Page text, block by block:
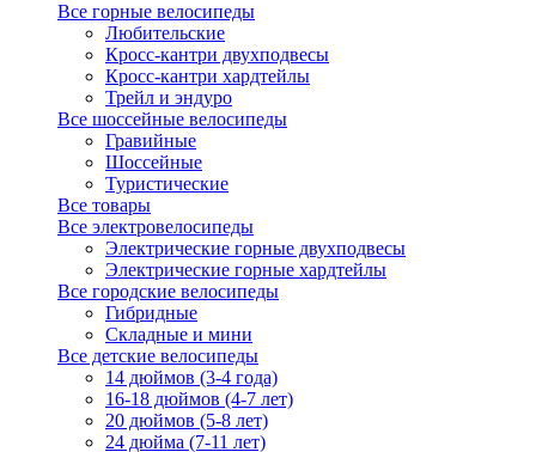
Все горные велосипеды
Любительские
Кросс-кантри двухподвесы
Кросс-кантри хардтейлы
Трейл и эндуро
Все шоссейные велосипеды
Гравийные
Шоссейные
Туристические
Все товары
Все электровелосипеды
Электрические горные двухподвесы
Электрические горные хардтейлы
Все городские велосипеды
Гибридные
Складные и мини
Все детские велосипеды
14 дюймов (3-4 года)
16-18 дюймов (4-7 лет)
20 дюймов (5-8 лет)
24 дюйма (7-11 лет)